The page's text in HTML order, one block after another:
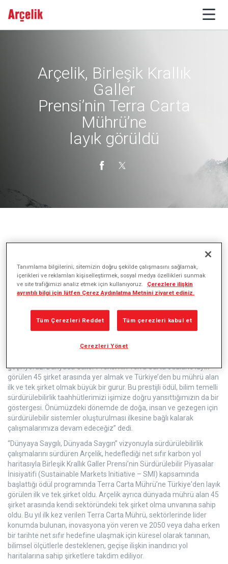
Arçelik, Birleşik Krallık
Galler
Prensi’nin Terra Carta
Mührü’ne
layık görüldü
İnisiyatifi kapsamında iklim değişikliği ile mücadele etmeyi somut
hedeflerle taahhüt eden şirketlere takdim ettiği ‘Terra Carta
Mührü’ne layık görüldü. Dünyada bu ödüle layık görülen 45
bir gelecek inşa etmek ve bu yönde güçlü hedefler belirlemek en
önemli önceliğimiz.
hedefine ulaşmak için eş zamanlı pek çok proje geliştiriyor,
geçiriyoruz. Dünyada Galler Prensi’nin Terra Carta ödülüne layık
görülen 45 şirket arasında yer almak ve Türkiye’den bu mührü alan
ilk ve tek şirket olmak büyük bir gurur. Bu prestijli ödül, bilim temelli
sürdürülebilirlik taahhütlerimizi işimize doğru yansıttığımızın da bir
göstergesi. Önümüzdeki dönemde de doğa, insan ve gezegen için
sürdürülebilir sistemler oluşturulması ilkesine bağlı kalarak
çalışmalarımıza devam edeceğiz” dedi.
“Dünyaya Saygılı, Dünyada Saygın” vizyonuyla sürdürülebilirlik
çalışmalarını sürdüren Arçelik, hedeflediği net sıfır karbon yol
haritasıyla Birleşik Krallık Galler Prensi’nin Sürdürülebilir Piyasalar
İnisiyatifi (Sustainable Markets Initiative – SMI) kapsamında
başlattığı ödül programında Terra Carta Mührü’ne Türkiye'den layık
görülen ilk ve tek şirket oldu. Arçelik ayrıca dünyada mührü alan 45
şirket arasında kendi sektöründeki tek şirket olma unvanına sahip
oldu. Bu yıl ilk kez verilen Terra Carta Mührü, sektörlerinde lider
konumda bulunan, inovasyona yön veren ve 2050 veya daha erken
bir tarihte net sıfır hedefine ulaşmak için küresel olarak tanınan,
bilimsel ölçütlerle desteklenen, geçişe ilişkin inandırıcı yol
haritalarına sahip şirketlere takdim ediliyor.
Tanımlama bilgilerini; sitemizin doğru şekilde çalışmasını sağlamak,
içerikleri ve reklamları kişiselleştirmek, sosyal medya özellikleri sunmak
ve site trafiğimizi analiz etmek için kullanıyoruz.
Çerezlere ilişkin
ayrıntılı bilgi için lütfen Çerez Aydınlatma Metnini ziyaret ediniz.
Tüm Çerezleri Reddet Tüm çerezleri kabul et
Çerezleri Yönet